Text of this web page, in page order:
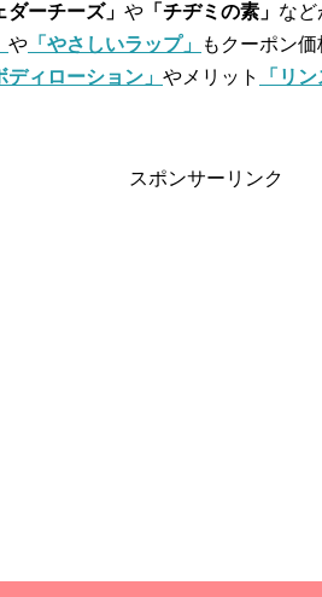
ダーチーズ」 や 「チヂミの素」 など
や 「やさしいラップ」
もクーポン価
ィローション」 やメリット 「リ
スポンサーリンク